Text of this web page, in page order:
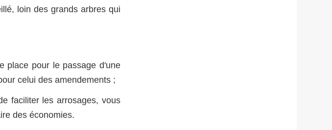
loin des grands arbres qui
place pour le passage d'une
celui des amendements ;
faciliter les arrosages, vous
des économies.